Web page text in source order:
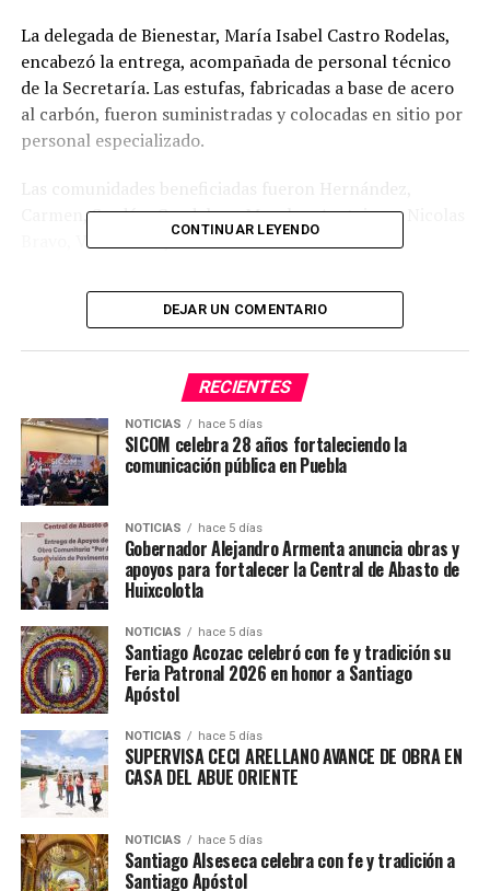
La delegada de Bienestar, María Isabel Castro Rodelas,
encabezó la entrega, acompañada de personal técnico
de la Secretaría. Las estufas, fabricadas a base de acero
al carbón, fueron suministradas y colocadas en sitio por
personal especializado.
Las comunidades beneficiadas fueron Hernández,
Carmen, Serdán, Guadalupe Morelos, Acatzingo, Nicolas
Bravo, Villanueva y San Sebastián Teteles.
#SICOMAcatzingo#SICOMRegionales #Bienestar
CONTINUAR LEYENDO
DEJAR UN COMENTARIO
RECIENTES
NOTICIAS hace 5 días
SICOM celebra 28 años fortaleciendo la
comunicación pública en Puebla
NOTICIAS hace 5 días
Gobernador Alejandro Armenta anuncia obras y
apoyos para fortalecer la Central de Abasto de
Huixcolotla
NOTICIAS hace 5 días
Santiago Acozac celebró con fe y tradición su
Feria Patronal 2026 en honor a Santiago
Apóstol
NOTICIAS hace 5 días
SUPERVISA CECI ARELLANO AVANCE DE OBRA EN
CASA DEL ABUE ORIENTE
NOTICIAS hace 5 días
Santiago Alseseca celebra con fe y tradición a
Santiago Apóstol